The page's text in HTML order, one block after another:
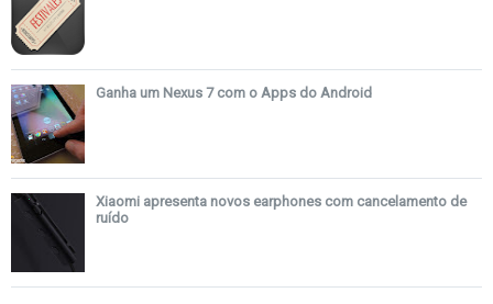
Ganha um Nexus 7 com o Apps do Android
Xiaomi apresenta novos earphones com cancelamento de
ruído